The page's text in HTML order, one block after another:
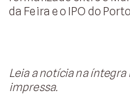
da Feira e o IPO do
Leia a notícia na íntegra
impressa.